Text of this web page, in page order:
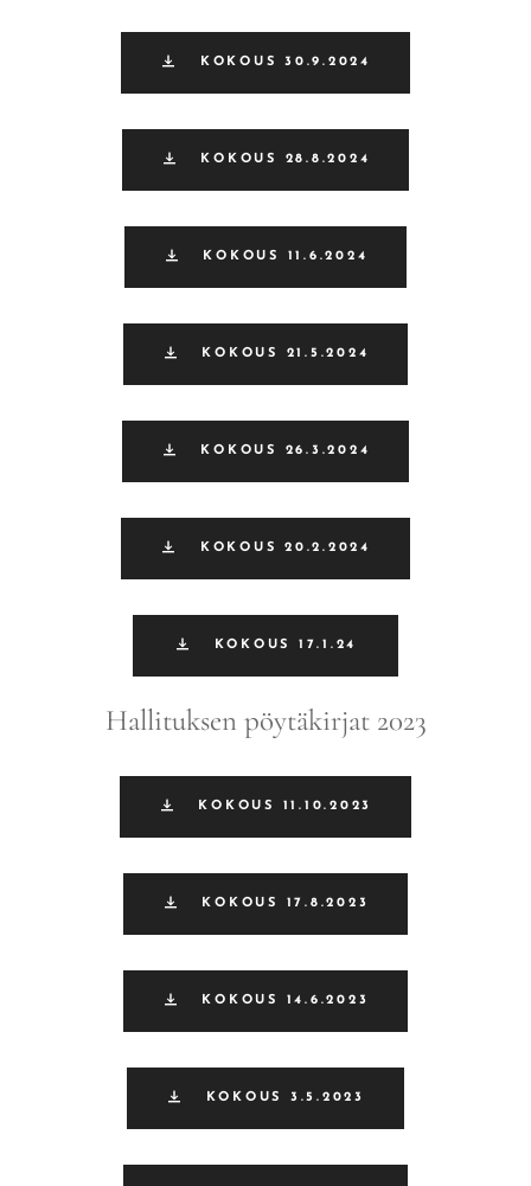
KOKOUS 30.9.2024
KOKOUS 28.8.2024
KOKOUS 11.6.2024
KOKOUS 21.5.2024
KOKOUS 26.3.2024
KOKOUS 20.2.2024
KOKOUS 17.1.24
Hallituksen pöytäkirjat 2023
KOKOUS 11.10.2023
KOKOUS 17.8.2023
KOKOUS 14.6.2023
KOKOUS 3.5.2023